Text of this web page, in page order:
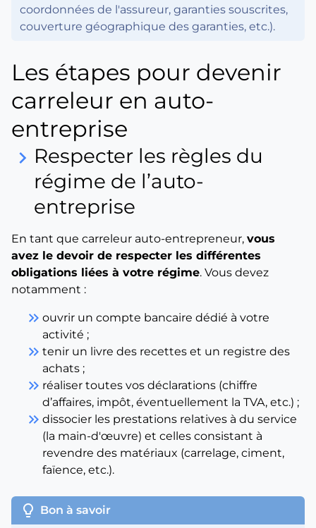
coordonnées de l'assureur, garanties souscrites,
couverture géographique des garanties, etc.).
Les étapes pour devenir
carreleur en auto-
entreprise
keyboard_arrow_right Respecter les règles du
régime de l’auto-
entreprise
En tant que carreleur auto-entrepreneur, vous
avez le devoir de respecter les différentes
obligations liées à votre régime. Vous devez
notamment :
keyboard_double_arrow_right ouvrir un compte bancaire dédié à votre
activité ;
keyboard_double_arrow_right tenir un livre des recettes et un registre des
achats ;
keyboard_double_arrow_right réaliser toutes vos déclarations (chiffre
d’affaires, impôt, éventuellement la TVA, etc.) ;
keyboard_double_arrow_right dissocier les prestations relatives à du service
(la main-d'œuvre) et celles consistant à
revendre des matériaux (carrelage, ciment,
faïence, etc.).
lightbulb Bon à savoir